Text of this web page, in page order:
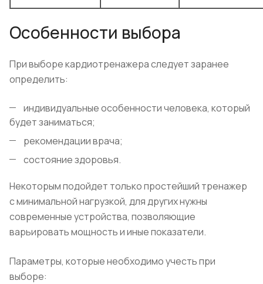
Особенности выбора
При выборе кардиотренажера следует заранее
определить:
индивидуальные особенности человека, который
будет заниматься;
рекомендации врача;
состояние здоровья.
Некоторым подойдет только простейший тренажер
с минимальной нагрузкой, для других нужны
современные устройства, позволяющие
варьировать мощность и иные показатели.
Параметры, которые необходимо учесть при
выборе: